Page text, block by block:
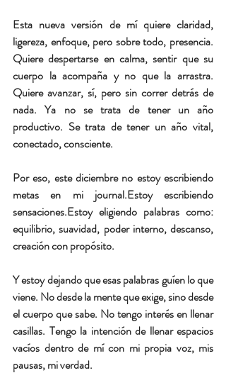
Esta nueva versión de mí quiere claridad,
ligereza, enfoque, pero sobre todo, presencia.
Quiere despertarse en calma, sentir que su
cuerpo la acompaña y no que la arrastra.
Quiere avanzar, sí, pero sin correr detrás de
nada. Ya no se trata de tener un año
productivo. Se trata de tener un año vital,
conectado, consciente.
Por eso, este diciembre no estoy escribiendo
metas en mi journal.Estoy escribiendo
sensaciones.Estoy eligiendo palabras como:
equilibrio, suavidad, poder interno, descanso,
creación con propósito.
Y estoy dejando que esas palabras guíen lo que
viene. No desde la mente que exige, sino desde
el cuerpo que sabe. No tengo interés en llenar
casillas. Tengo la intención de llenar espacios
vacíos dentro de mí con mi propia voz, mis
pausas, mi verdad.